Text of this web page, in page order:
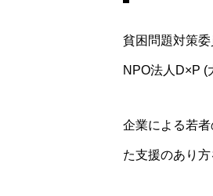
貧困問題対策
NPO法人D×P (
企業による若
た支援のあり